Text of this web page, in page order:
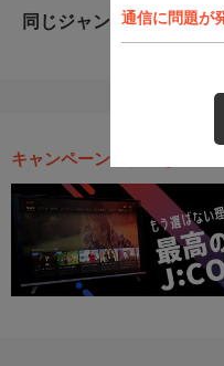
通信に問題が
同じジャンルのおすすめ
キャンペーン・お得な情報